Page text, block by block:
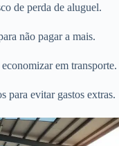
de perda de aluguel.
não pagar a mais.
em transporte.
para evitar gastos extras.